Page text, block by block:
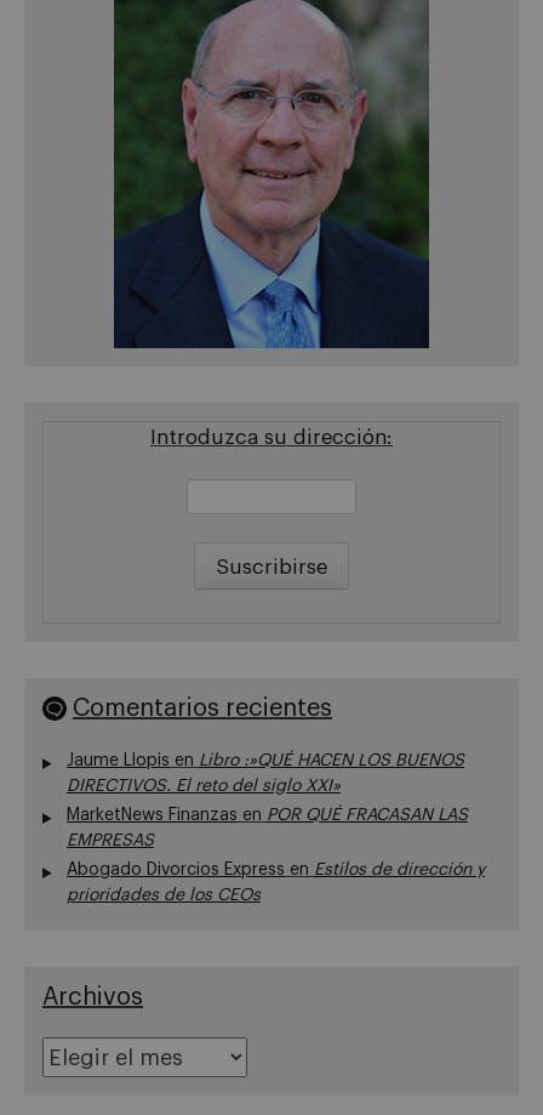
Introduzca su dirección:
Comentarios recientes
Jaume Llopis en Libro :»QUÉ HACEN LOS BUENOS
DIRECTIVOS. El reto del siglo XXI»
MarketNews Finanzas en POR QUÉ FRACASAN LAS
EMPRESAS
Abogado Divorcios Express en Estilos de dirección y
prioridades de los CEOs
Archivos